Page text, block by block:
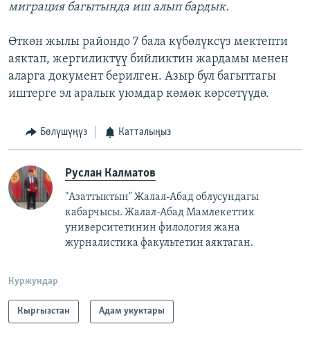
миграция багытында иш алып бардык.
Өткөн жылы райондо 7 бала күбөлүксүз мектепти
аяктап, жергиликтүү бийликтин жардамы менен
аларга документ берилген. Азыр бул багыттагы
иштерге эл аралык уюмдар көмөк көрсөтүүдө.
Бөлүшүңүз Катталыңыз
Руслан Калматов
"Азаттыктын" Жалал-Абад облусундагы
кабарчысы. Жалал-Абад Мамлекеттик
университетинин филология жана
журналистика факультетин аяктаган.
Куржундар
Кыргызстан Адам укуктары